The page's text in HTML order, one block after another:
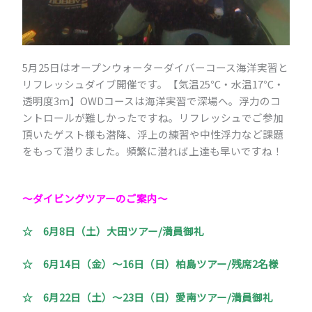
5月25日はオープンウォーターダイバーコース海洋実習と
リフレッシュダイブ開催です。【気温25℃・水温17℃・
透明度3ｍ】OWDコースは海洋実習で深場へ。浮力のコ
ントロールが難しかったですね。リフレッシュでご参加
頂いたゲスト様も潜降、浮上の練習や中性浮力など課題
をもって潜りました。頻繁に潜れば上達も早いですね！
～ダイビングツアーのご案内～
☆ 6月8日（土）大田ツアー/満員御礼
☆ 6月14日（金）～16日（日）柏島ツアー/残席2名様
☆ 6月22日（土）～23日（日）愛南ツアー/満員御礼